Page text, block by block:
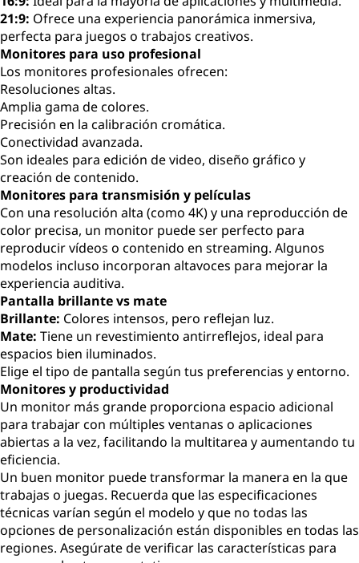
21:9: Ofrece una experiencia panorámica inmersiva,
perfecta para juegos o trabajos creativos.
Monitores para uso profesional
Los monitores profesionales ofrecen:
Resoluciones altas.
Amplia gama de colores.
Precisión en la calibración cromática.
Conectividad avanzada.
Son ideales para edición de video, diseño gráfico y
creación de contenido.
Monitores para transmisión y películas
Con una resolución alta (como 4K) y una reproducción de
color precisa, un monitor puede ser perfecto para
reproducir vídeos o contenido en streaming. Algunos
modelos incluso incorporan altavoces para mejorar la
experiencia auditiva.
Pantalla brillante vs mate
Brillante: Colores intensos, pero reflejan luz.
Mate: Tiene un revestimiento antirreflejos, ideal para
espacios bien iluminados.
Elige el tipo de pantalla según tus preferencias y entorno.
Monitores y productividad
Un monitor más grande proporciona espacio adicional
para trabajar con múltiples ventanas o aplicaciones
abiertas a la vez, facilitando la multitarea y aumentando tu
eficiencia.
Un buen monitor puede transformar la manera en la que
trabajas o juegas. Recuerda que las especificaciones
técnicas varían según el modelo y que no todas las
opciones de personalización están disponibles en todas las
regiones. Asegúrate de verificar las características para